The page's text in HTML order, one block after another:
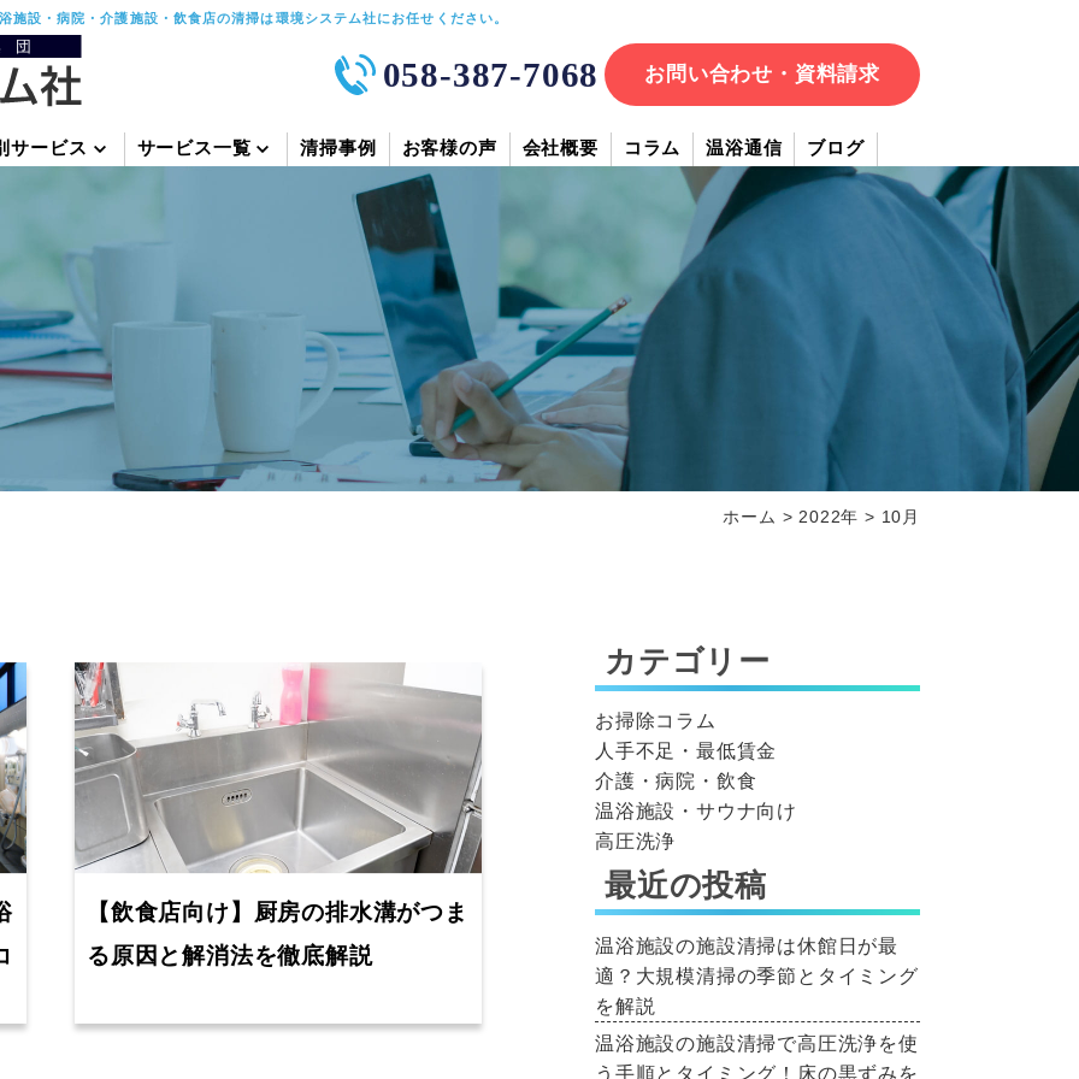
設・病院・介護施設・飲食店の清掃は環境システム社にお任せください。
058-387-7068 お問い合わせ・資料請求
サービス サービス一覧 清掃事例 お客様の声 会社概要 コラム 温浴通信 ブログ
ホーム > 2022年 > 10月
【飲食店向け】厨房の排水溝がつま
る原因と解消法を徹底解説
カテゴリー
お掃除コラム
人手不足・最低賃金
介護・病院・飲食
温浴施設・サウナ向け
高圧洗浄
最近の投稿
温浴施設の施設清掃は休館日が最
適？大規模清掃の季節とタイミング
を解説
温浴施設の施設清掃で高圧洗浄を使
う手順とタイミング！床の黒ずみを